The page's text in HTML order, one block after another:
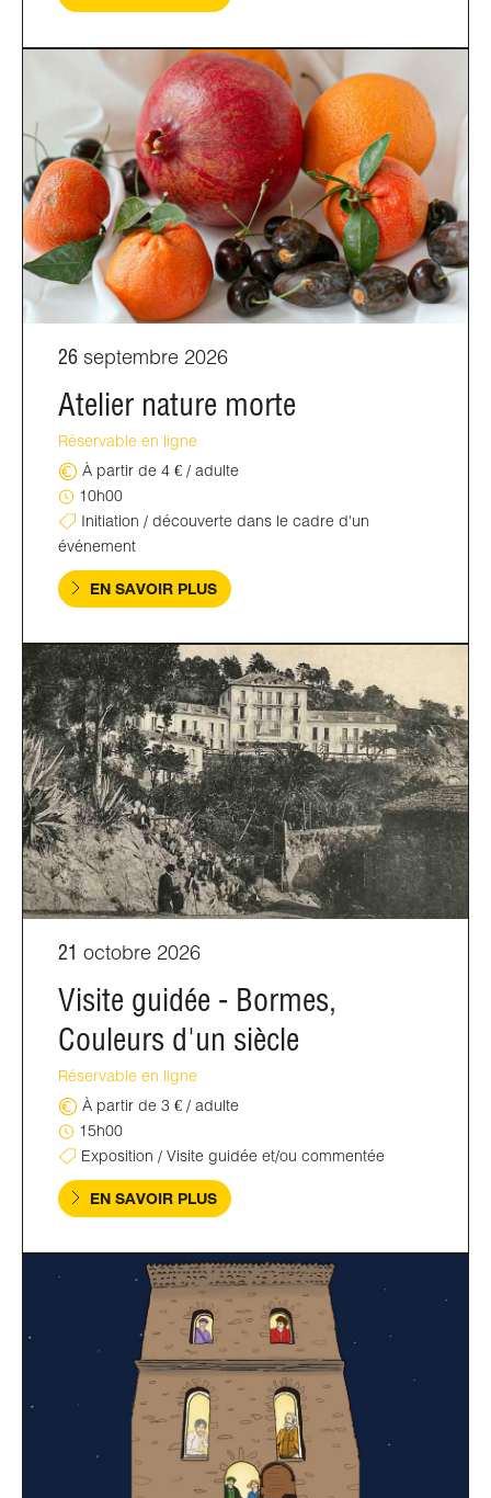
26 septembre 2026
Atelier nature morte
Réservable en ligne
À partir de 4 € / adulte
10h00
Initiation / découverte dans le cadre d'un
événement
EN SAVOIR PLUS
21 octobre 2026
Visite guidée - Bormes,
Couleurs d'un siècle
Réservable en ligne
À partir de 3 € / adulte
15h00
Exposition / Visite guidée et/ou commentée
EN SAVOIR PLUS